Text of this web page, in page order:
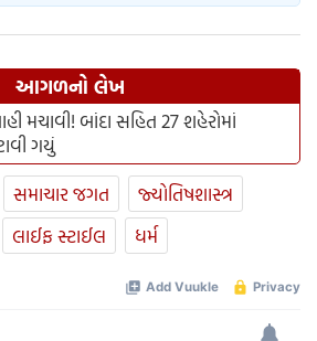
આગળનો લેખ
મચાવી! બાંદા સહિત 27 શહેરોમાં
ગયું
સમાચાર જગત
જ્યોતિષશાસ્ત્ર
લાઈફ સ્ટાઈલ ધર્મ